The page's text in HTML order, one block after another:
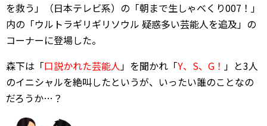
を救う」（日本テレビ系）の「朝まで生しゃべくり007！」
内の「ウルトラギリギリソウル 疑惑多い芸能人を追及」の
コーナーに登場した。
森下は「口説かれた芸能人」を聞かれ「Y、S、G！ 」と3人
のイニシャルを絶叫したというが、いったい誰のことなの
だろうか…？